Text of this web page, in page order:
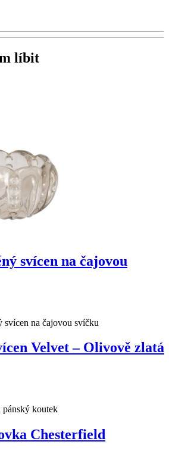
líbit
svícen na čajovou
Velvet – Olivově zlatá
Chesterfield